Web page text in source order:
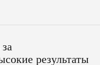
результаты